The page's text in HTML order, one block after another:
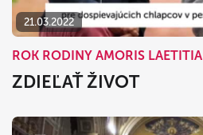
21.03.2022
ROK RODINY AMORIS LAETITIA
ZDIEĽAŤ ŽIVOT